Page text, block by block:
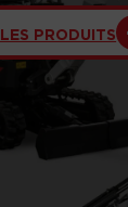
PRODUITS